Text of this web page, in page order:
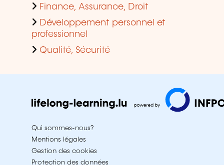
Finance, Assurance, Droit
Développement personnel et
professionnel
Qualité, Sécurité
Qui sommes-nous?
Mentions légales
Gestion des cookies
Protection des données